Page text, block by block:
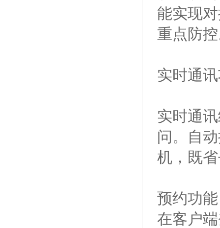
能实现
重点防
实时通
实时通
问。自
机，既
预约功能
在客户